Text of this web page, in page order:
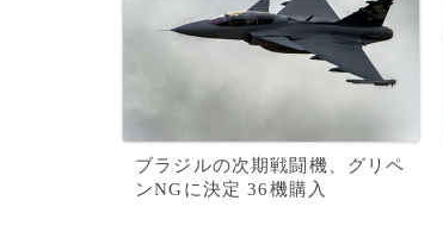
ブラジルの次期戦闘機、グリペ
ンNGに決定 36機購入